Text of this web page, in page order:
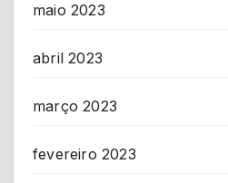
maio 2023
abril 2023
março 2023
fevereiro 2023